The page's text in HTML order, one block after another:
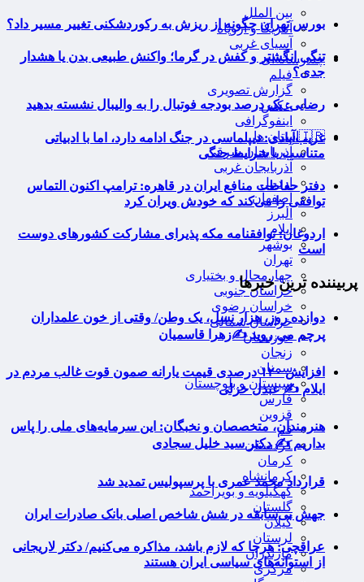
بین الملل
آمریکا و اروپاه
آسیای غربی
چندرسانه‌ای
فیلم
گزارش تصویری
عکس
اینفوگرافی
🇮🇷استان ها
آذربایجان شرقی
آذربایجان غربی
اردبیل
اصفهان
البرز
ایلام
بوشهر
تهران
چهارمحال و بختیاری
خراسان جنوبی
خراسان رضوی
خراسان شمالی
خوزستان
زنجان
سمنان
سیستان و بلوچستان
فارس
قزوین
قم
کردستان
کرمان
کرمانشاه
کهگیلویه و بویراحمد
گلستان
گیلان
لرستان
مازندران
مرکزی
بورس تهران چگونه از ریزش به رکوردشکنی تغییر مسیر داد؟
تنگی انگشتر و کفش در گرما؛ واکنش طبیعی بدن یا هشدار
جدی؟
رضایی: یک درصد بودجه فوتبال را به والیبال نشسته بدهید
غریب‌آبادی: دیپلماسی در جنگ ادامه دارد، اما با ادبیاتی
متناسب با شرایط جنگی
دفتر حفاظت منافع ایران در قاهره: ترامپ اکنون التماس
توافقی را می‌کند که خودش ویران کرد
اردوغان: توافقنامه مکه پذیرای مشارکت کشورهای دوست
است
پربیننده ترین خبرها
دوازده روز، هزار نسل، یک وطن/ وقتی از خون علمداران
پرچم می روید ✍️زهرا قاسمیان
افزایش ۱۲۰ درصدی قیمت یارانه صمون قوت غالب مردم در
ایلام ✍️ عبدل خزلی
هنرمندان، متخصصان و نخبگان: این سرمایه‌های ملی را پاس
بداریم ✍️ دکتر سید خلیل سجادی
قرارداد محمد عمری با پرسپولیس تمدید شد
جهش بی‌سابقه در شش شاخص اصلی بانک صادرات ایران
عراقچی: هرجا که لازم باشد، مذاکره می‌کنیم/ دکتر لاریجانی
از استوانه‌های سیاسی ایران هستند